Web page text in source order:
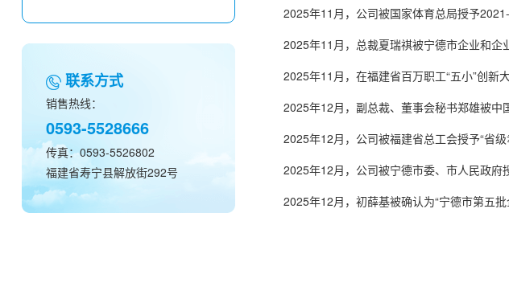
联系方式
销售热线：
0593-5528666
传真：0593-5526802
福建省寿宁县解放街292号
2025年11月，公司被国家体育总局授予
2025年11月，总裁夏瑞祺被宁德市企业和企
2025年11月，在福建省百万职工“五小”创新
2025年12月，副总裁、董事会秘书郑雄被中
2025年12月，公司被福建省总工会授予“省
2025年12月，公司被宁德市委、市人民政府
2025年12月，初薛基被确认为“宁德市第五
2023年5月，公司被宁德市总工会授予“宁德
2021年6月 副总经理林少云被中共福建省委
2021年6月 董事长夏鹏被中共福建省委、省
2021年6月 陈福明厂长被中共宁德市委非公
2021年6月 人力资源部部长范良霄被寿宁县
2021年6月 证券部部长叶芳被共青团寿宁县
2021年6月 副总工程师初薛基被寿宁县总工
2021年6月 卢祖榕被寿宁县委组织部授予“
2018年8月 常务副总经理、工会主席杨辉当
2018年8月 胡天喜博士被福建省委、省政府
2018年8月 副总经理、董事会秘书郑雄荣
2018年8月 副总工程师包晓刚被共青团福
2018年8月 公司被国际冶金资源协会包芯线
2018年11月 公司荣获“宁德市捐赠公益事业